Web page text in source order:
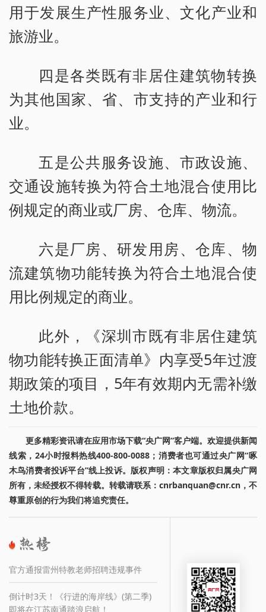
用于发展生产性服务业、文化产业和
旅游业。
四是各类既有非居住建筑物转换
为其他国家、省、市支持的产业和行
业。
五是公共服务设施、市政设施、
交通设施转换为符合土地混合使用比
例规定的商业或厂房、仓库、物流。
六是厂房、研发用房、仓库、物
流建筑物功能转换为符合土地混合使
用比例规定的商业。
此外，《深圳市既有非居住建筑
物功能转换正面清单》内享受5年过渡
期政策的项目，5年有效期内无需补缴
土地价款。
更多精彩资讯请在应用市场下载“央广网”客户端。欢迎提供新闻
线索，24小时报料热线400-800-0088；消费者也可通过央广网“啄
木鸟消费者投诉平台”线上投诉。版权声明：本文章版权归属央广网
所有，未经授权不得转载。转载请联系：cnrbanquan@cnr.cn，不
尊重原创的行为我们将追究责任。
官方通报雷州特教老师招聘违规事件
倒计时3天！《行进的海岸线》(第二季)
即将在江苏南通踏浪启航！